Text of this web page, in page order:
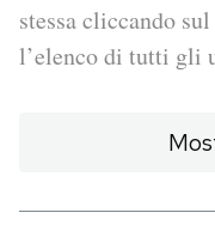
PODCAST
stessa cliccando
l’elenco di tutti gli